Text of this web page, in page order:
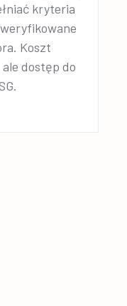
kryteria
Koszt
dostęp do